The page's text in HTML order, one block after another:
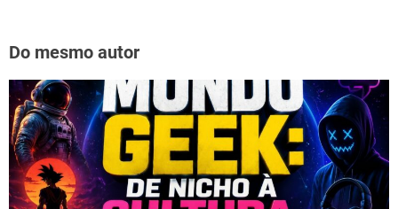
Do mesmo autor